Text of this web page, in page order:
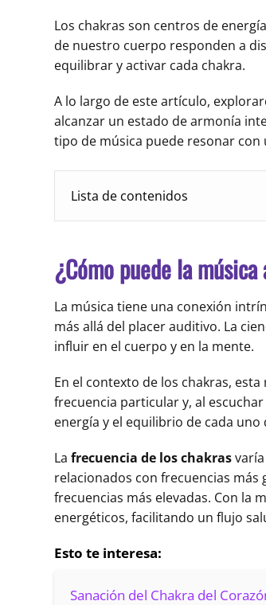
Los chakras son centros de
de nuestro cuerpo responden a
equilibrar y activar cada chakra.
A lo largo de este artículo,
alcanzar un estado de armonía
tipo de música puede resonar con
Lista de contenidos
¿Cómo puede la
La música tiene una conexión
más allá del placer auditivo. La
influir en el cuerpo y en la mente.
En el contexto de los chakras,
frecuencia particular y, al
energía y el equilibrio de cada uno
La frecuencia de los chakras
relacionados con frecuencias
frecuencias más elevadas. Con la
energéticos, facilitando un flujo
Esto te interesa:
Sanación del Chakra del